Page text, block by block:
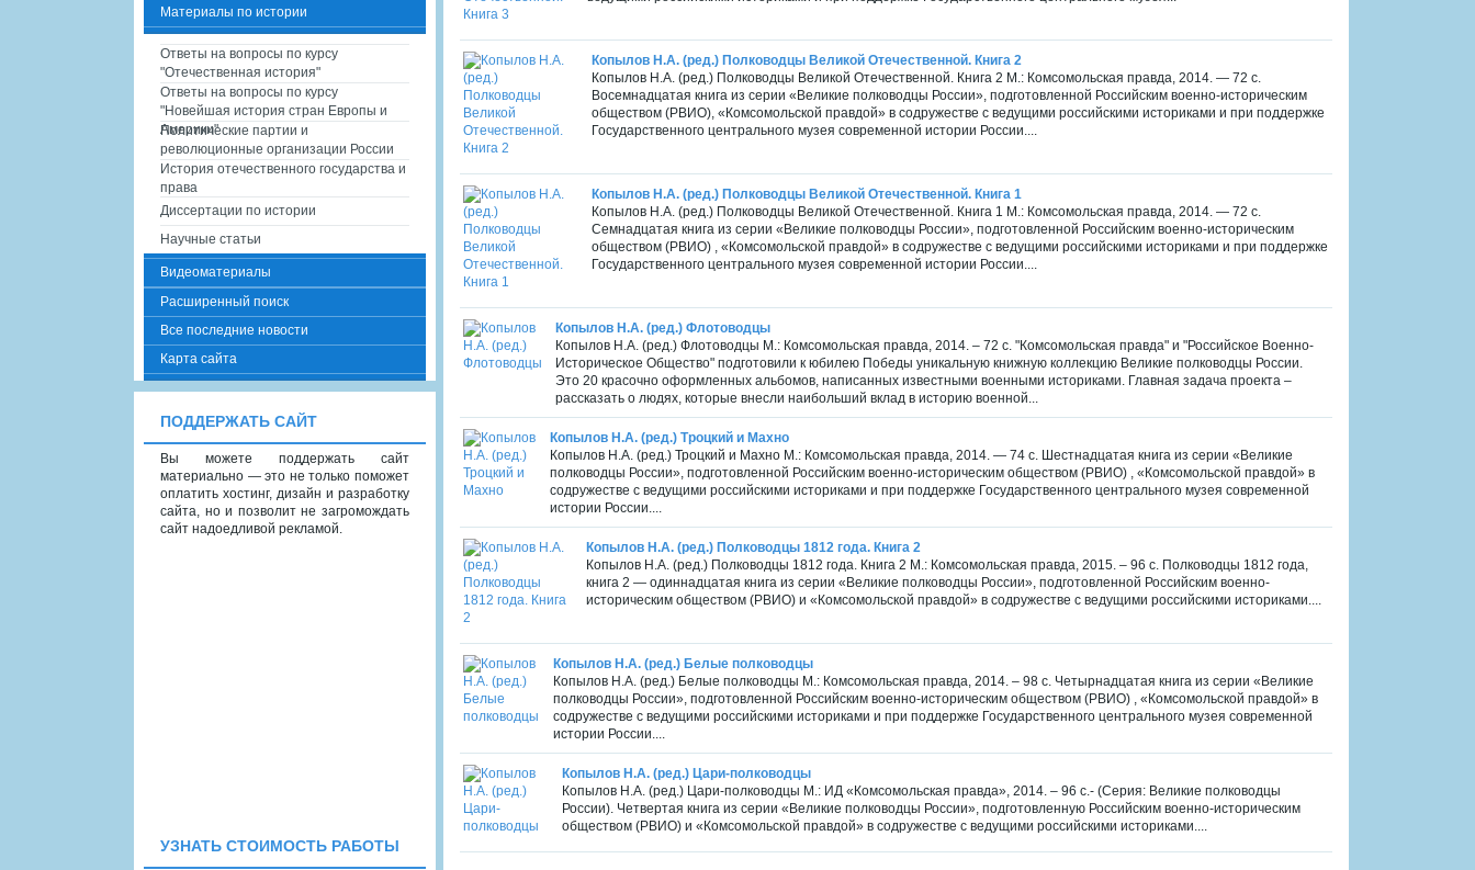
Копылов Н.А. (ред.) Полководцы Великой Отечественной. Книга 2
Копылов Н.А. (ред.) Полководцы Великой Отечественной. Книга 2 М.: Комсомольская правда, 2014. — 72 с.
Восемнадцатая книга из серии «Великие полководцы России», подготовленной Российским военно-историческим
обществом (РВИО), «Комсомольской правдой» в содружестве с ведущими российскими историками и при поддержке
Государственного центрального музея современной истории России....
Копылов Н.А. (ред.) Полководцы Великой Отечественной. Книга 1
Копылов Н.А. (ред.) Полководцы Великой Отечественной. Книга 1 М.: Комсомольская правда, 2014. — 72 с.
Семнадцатая книга из серии «Великие полководцы России», подготовленной Российским военно-историческим
обществом (РВИО) , «Комсомольской правдой» в содружестве с ведущими российскими историками и при поддержке
Государственного центрального музея современной истории России....
Копылов Н.А. (ред.) Флотоводцы
Копылов Н.А. (ред.) Флотоводцы М.: Комсомольская правда, 2014. – 72 с. "Комсомольская правда" и "Российское Военно-
Историческое Общество" подготовили к юбилею Победы уникальную книжную коллекцию Великие полководцы России.
Это 20 красочно оформленных альбомов, написанных известными военными историками. Главная задача проекта –
рассказать о людях, которые внесли наибольший вклад в историю военной...
Копылов Н.А. (ред.) Троцкий и Махно
Копылов Н.А. (ред.) Троцкий и Махно М.: Комсомольская правда, 2014. — 74 с. Шестнадцатая книга из серии «Великие
полководцы России», подготовленной Российским военно-историческим обществом (РВИО) , «Комсомольской правдой» в
содружестве с ведущими российскими историками и при поддержке Государственного центрального музея современной
истории России....
Копылов Н.А. (ред.) Полководцы 1812 года. Книга 2
Копылов Н.А. (ред.) Полководцы 1812 года. Книга 2 М.: Комсомольская правда, 2015. – 96 с. Полководцы 1812 года,
книга 2 — одиннадцатая книга из серии «Великие полководцы России», подготовленной Российским военно-
историческим обществом (РВИО) и «Комсомольской правдой» в содружестве с ведущими российскими историками....
Копылов Н.А. (ред.) Белые полководцы
Копылов Н.А. (ред.) Белые полководцы М.: Комсомольская правда, 2014. – 98 с. Четырнадцатая книга из серии «Великие
полководцы России», подготовленной Российским военно-историческим обществом (РВИО) , «Комсомольской правдой» в
содружестве с ведущими российскими историками и при поддержке Государственного центрального музея современной
истории России....
Копылов Н.А. (ред.) Цари-полководцы
Копылов Н.А. (ред.) Цари-полководцы М.: ИД «Комсомольская правда», 2014. – 96 с.- (Серия: Великие полководцы
России). Четвертая книга из серии «Великие полководцы России», подготовленную Российским военно-историческим
обществом (РВИО) и «Комсомольской правдой» в содружестве с ведущими российскими историками....
Материалы по истории
Ответы на вопросы по курсу
"Отечественная история"
Ответы на вопросы по курсу
"Новейшая история стран Европы и
Америки"
Политические партии и
революционные организации России
История отечественного государства и
права
Диссертации по истории
Научные статьи
Видеоматериалы
Расширенный поиск
Все последние новости
Карта сайта
ПОДДЕРЖАТЬ САЙТ
Вы можете поддержать сайт
материально — это не только поможет
оплатить хостинг, дизайн и разработку
сайта, но и позволит не загромождать
сайт надоедливой рекламой.
УЗНАТЬ СТОИМОСТЬ РАБОТЫ